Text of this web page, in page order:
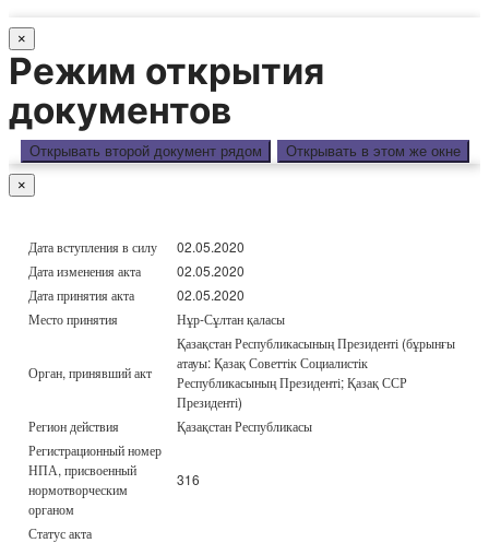
×
Режим открытия
документов
Открывать второй документ рядом Открывать в этом же окне
×
Дата вступления в силу
02.05.2020
Дата изменения акта
02.05.2020
Дата принятия акта
02.05.2020
Место принятия
Нұр-Сұлтан қаласы
Орган, принявший акт
Қазақстан Республикасының Президенті (бұрынғы
атауы: Қазақ Советтік Социалистік
Республикасының Президенті; Қазақ ССР
Президенті)
Регион действия
Қазақстан Республикасы
Регистрационный номер
НПА, присвоенный
нормотворческим
органом
316
Статус акта